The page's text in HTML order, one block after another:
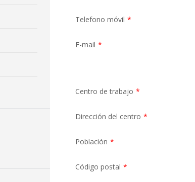
Telefono móvil *
E-mail *
Centro de trabajo *
Dirección del centro *
Población *
Código postal *